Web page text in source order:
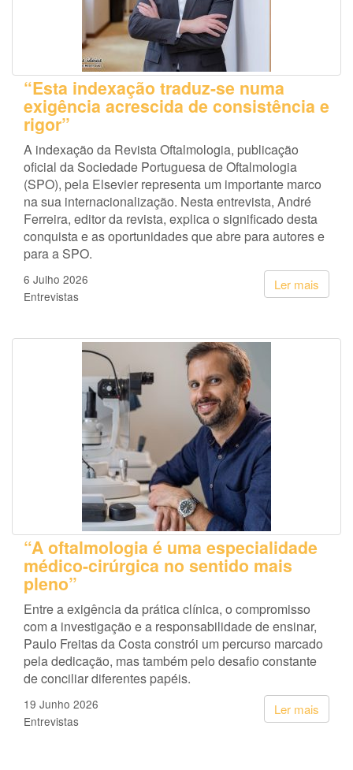
“Esta indexação traduz-se numa
exigência acrescida de consistência e
rigor”
A indexação da Revista Oftalmologia, publicação
oficial da Sociedade Portuguesa de Oftalmologia
(SPO), pela Elsevier representa um importante marco
na sua internacionalização. Nesta entrevista, André
Ferreira, editor da revista, explica o significado desta
conquista e as oportunidades que abre para autores e
para a SPO.
Ler mais
6 Julho 2026
Entrevistas
“A oftalmologia é uma especialidade
médico-cirúrgica no sentido mais
pleno”
Entre a exigência da prática clínica, o compromisso
com a investigação e a responsabilidade de ensinar,
Paulo Freitas da Costa constrói um percurso marcado
pela dedicação, mas também pelo desafio constante
de conciliar diferentes papéis.
Ler mais
19 Junho 2026
Entrevistas